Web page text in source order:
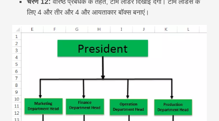
चरण 12: वरिष्ठ प्रबंधक के तहत, टीम लीडर दिखाई देगा। टीम लीडर्स के
लिए 4 और तीर और 4 और आयताकार बॉक्स बनाएं।